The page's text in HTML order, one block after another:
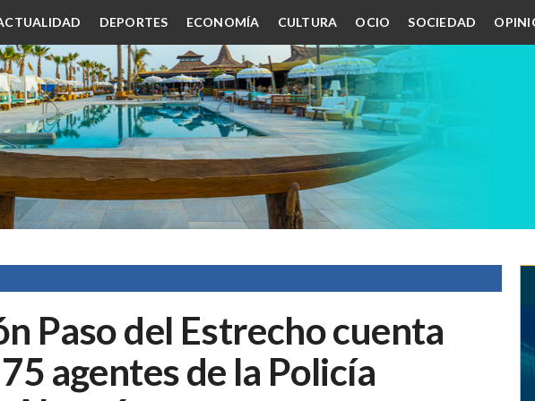
DEPORTES ECONOMÍA CULTURA OCIO SOCIEDAD
Paso del Estrecho cuenta
agentes de la Policía